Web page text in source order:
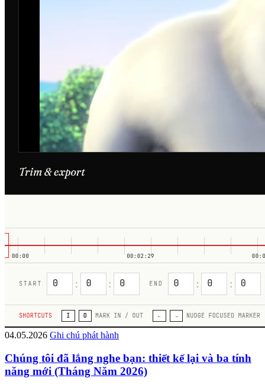
04.05.2026 Ghi chú phát hành
Chúng tôi đã lắng nghe bạn: thiết kế lại và ba tính
năng mới (Tháng Năm 2026)